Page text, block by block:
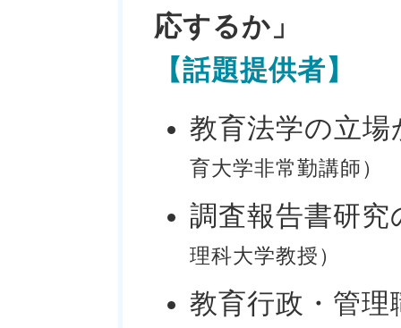
応するか」
【話題提供者】
教育法学の立
育大学非常勤講師）
調査報告書研
理科大学教授）
教育行政・管